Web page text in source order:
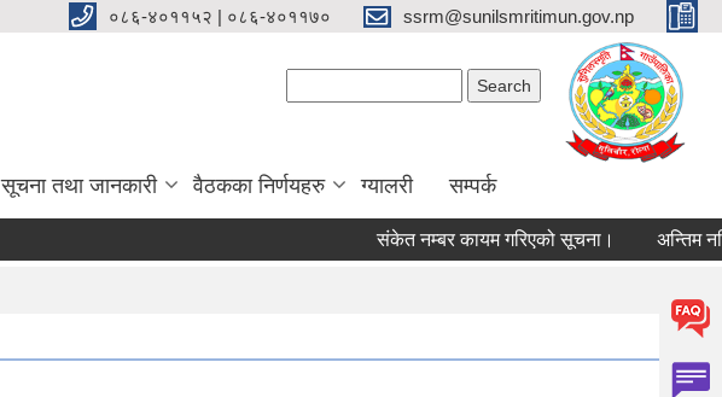
०८६-४०११५२ | ०८६-४०११७० ssrm@sunilsmritimun.gov.np
सूचना तथा जानकारी वैठकका निर्णयहरु ग्यालरी सम्पर्क
संकेत नम्बर कायम गरिएको सूचना। अन्तिम